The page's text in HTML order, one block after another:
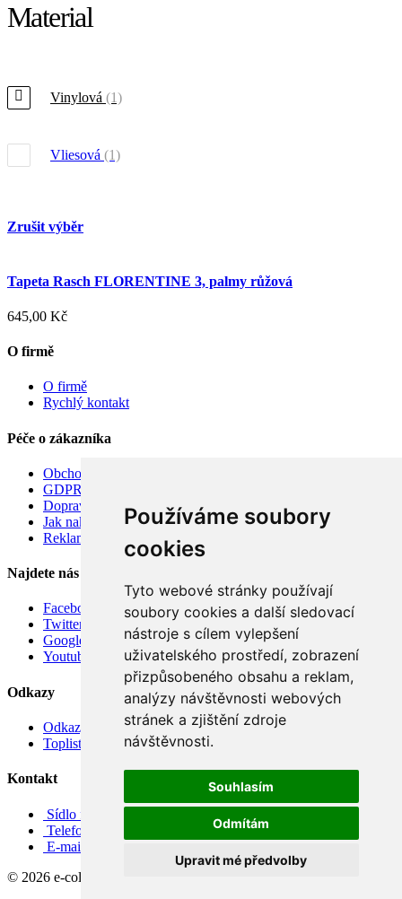
Používáme soubory
cookies
Tyto webové stránky používají
soubory cookies a další sledovací
nástroje s cílem vylepšení
uživatelského prostředí, zobrazení
přizpůsobeného obsahu a reklam,
analýzy návštěvnosti webových
stránek a zjištění zdroje
návštěvnosti.
Souhlasím
Odmítám
Upravit mé předvolby
Material
Vinylová (1)
Vliesová (1)
Zrušit výběr
Tapeta Rasch FLORENTINE 3, palmy růžová
645,00 Kč
O firmě
O firmě
Rychlý kontakt
Péče o zákazníka
Obchodní podmínky
GDPR
Doprava
Jak nakupovat
Reklamace
Najdete nás
Facebook
Twitter
Google
Youtube
Odkazy
Odkazy
Toplist
Kontakt
Sídlo firmy: Boženy Němcové 739/1, Svitavy 568 02, CZ
Telefon: +420 608 449 590
E-mail: info@e-color.cz
© 2026 e-color.cz